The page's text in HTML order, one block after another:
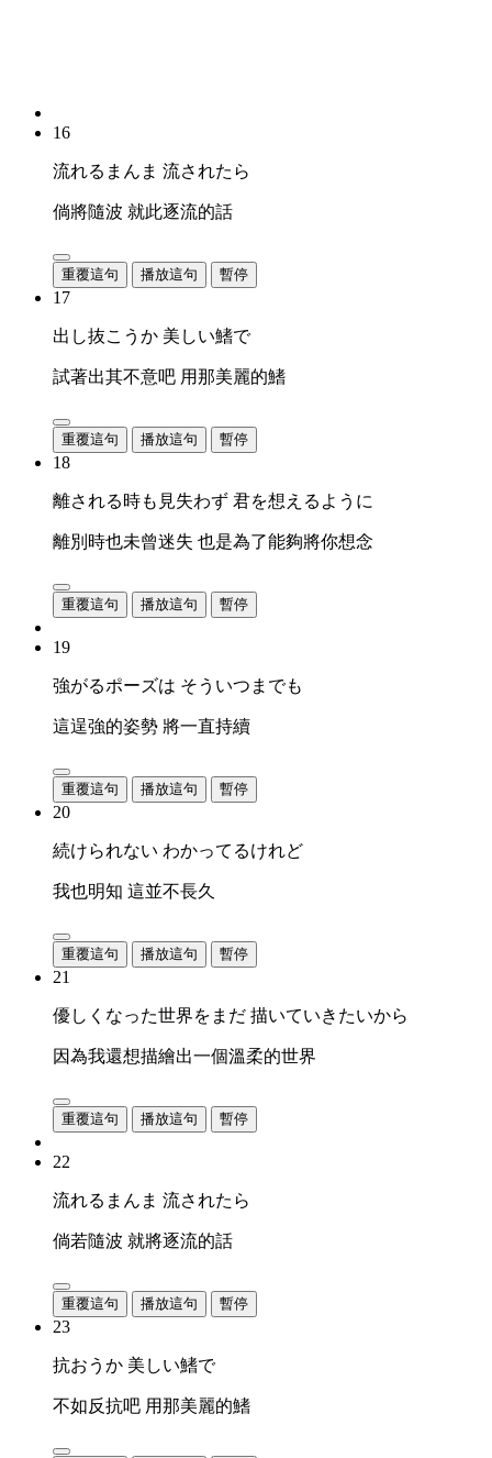
16
流れるまんま 流されたら
倘將隨波 就此逐流的話
重覆這句 播放這句 暫停
17
出し抜こうか 美しい鰭で
試著出其不意吧 用那美麗的鰭
重覆這句 播放這句 暫停
18
離される時も見失わず 君を想えるように
離別時也未曾迷失 也是為了能夠將你想念
重覆這句 播放這句 暫停
19
強がるポーズは そういつまでも
這逞強的姿勢 將一直持續
重覆這句 播放這句 暫停
20
続けられない わかってるけれど
我也明知 這並不長久
重覆這句 播放這句 暫停
21
優しくなった世界をまだ 描いていきたいから
因為我還想描繪出一個溫柔的世界
重覆這句 播放這句 暫停
22
流れるまんま 流されたら
倘若隨波 就將逐流的話
重覆這句 播放這句 暫停
23
抗おうか 美しい鰭で
不如反抗吧 用那美麗的鰭